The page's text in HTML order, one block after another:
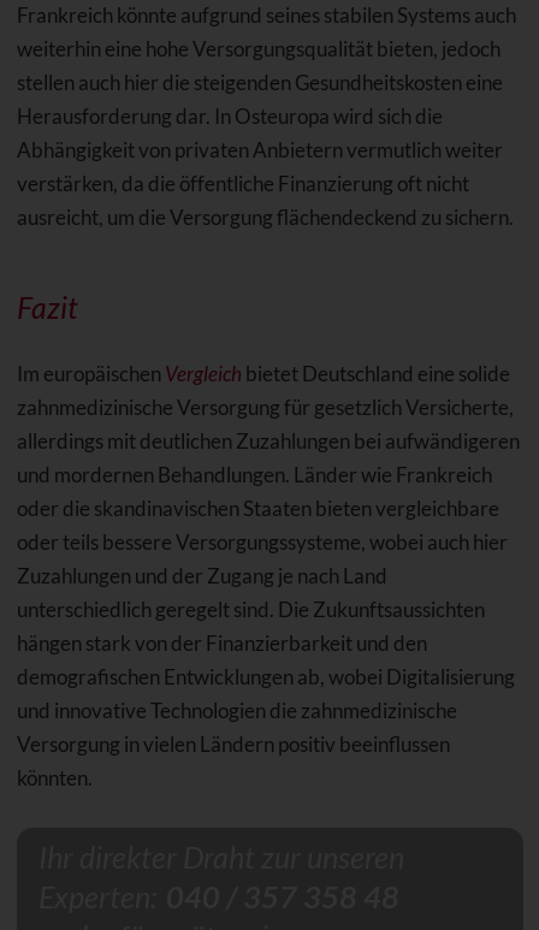
Frankreich könnte aufgrund seines stabilen Systems auch
weiterhin eine hohe Versorgungsqualität bieten, jedoch
stellen auch hier die steigenden Gesundheitskosten eine
Herausforderung dar. In Osteuropa wird sich die
Abhängigkeit von privaten Anbietern vermutlich weiter
verstärken, da die öffentliche Finanzierung oft nicht
ausreicht, um die Versorgung flächendeckend zu sichern.
Fazit
Im europäischen Vergleich bietet Deutschland eine solide
zahnmedizinische Versorgung für gesetzlich Versicherte,
allerdings mit deutlichen Zuzahlungen bei aufwändigeren
und mordernen Behandlungen. Länder wie Frankreich
oder die skandinavischen Staaten bieten vergleichbare
oder teils bessere Versorgungssysteme, wobei auch hier
Zuzahlungen und der Zugang je nach Land
unterschiedlich geregelt sind. Die Zukunftsaussichten
hängen stark von der Finanzierbarkeit und den
demografischen Entwicklungen ab, wobei Digitalisierung
und innovative Technologien die zahnmedizinische
Versorgung in vielen Ländern positiv beeinflussen
könnten.